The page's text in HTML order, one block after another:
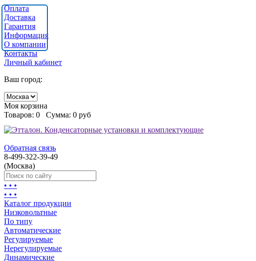
Оплата
Доставка
Гарантия
Информация
О компании
Контакты
Личный кабинет
Ваш город:
Моя корзина
Товаров: 0 Сумма: 0 руб
Обратная связь
8-499-322-39-49
(Москва)
• • •
• • •
Каталог продукции
Низковольтные
По типу
Автоматические
Регулируемые
Нерегулируемые
Динамические